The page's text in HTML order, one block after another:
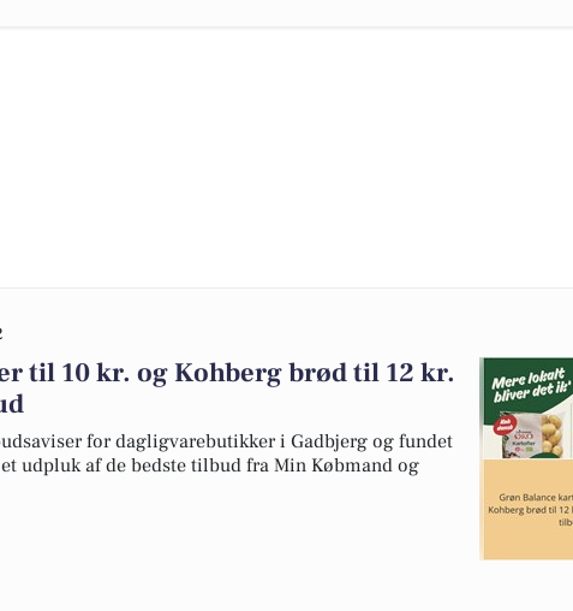
til 10 kr. og Kohberg brød til 12 kr.
for dagligvarebutikker i Gadbjerg og fundet
udpluk af de bedste tilbud fra Min Købmand og